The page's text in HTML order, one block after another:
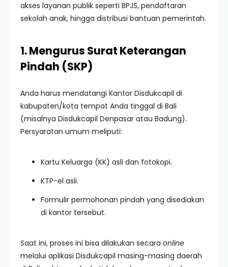
akses layanan publik seperti BPJS, pendaftaran
sekolah anak, hingga distribusi bantuan pemerintah.
1. Mengurus Surat Keterangan
Pindah (SKP)
Anda harus mendatangi Kantor Disdukcapil di
kabupaten/kota tempat Anda tinggal di Bali
(misalnya Disdukcapil Denpasar atau Badung).
Persyaratan umum meliputi:
Kartu Keluarga (KK) asli dan fotokopi.
KTP-el asli.
Formulir permohonan pindah yang disediakan
di kantor tersebut.
Saat ini, proses ini bisa dilakukan secara online
melalui aplikasi Disdukcapil masing-masing daerah